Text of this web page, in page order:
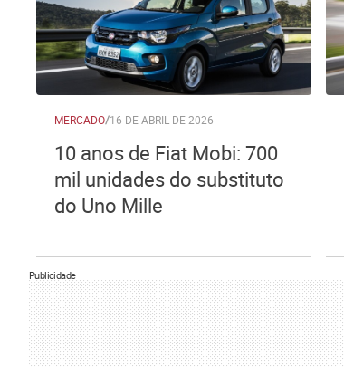
MERCADO/16 DE ABRIL DE 2026
10 anos de Fiat Mobi: 700
mil unidades do substituto
do Uno Mille
Publicidade